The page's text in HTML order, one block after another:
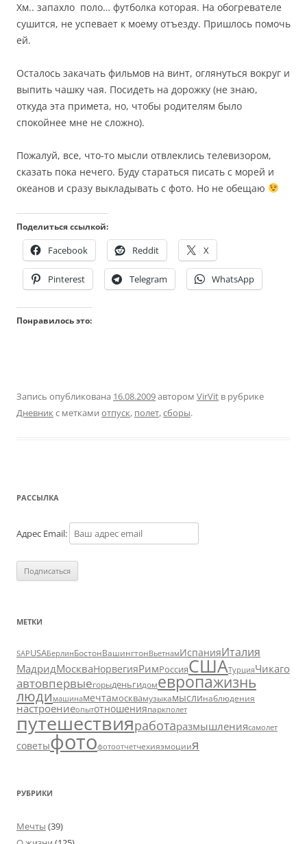
Хм.. запахло поло… футболка которая. На обогревателе
сушится, не успевает к моему отъезду. Пришлось помочь
ей.
Осталось закачать фильмов на винт, оглянуться вокруг и
выпить чашку чая. Посидеть на дорожку (не знаю,
откуда эта примета, но, чтобы родителям было
спокойнее мне не сложно).
Пожалуй, все, что-то мысли отвлеклись телевизором,
сказать пока нечего. Буду стараться писать с морей и
океанов и сразу выкладывать с фото. Но не обещаю
Поделиться ссылкой:
Facebook Reddit X
Pinterest Telegram WhatsApp
Понравилось это:
Запись опубликована 16.08.2009автором VirVit в рубрике
Дневникс метками отпуск, полет,сборы.
РАССЫЛКА
Адрес Email:
МЕТКИ
SAPUSAБерлинБостонВашингтонВьетнамИспанияИталия
МадридМоскваНорвегияРимРоссияСШАТурцияЧикаго
автовпервыегорыденьгидомевропажизнь
люди машинамечтамосквамузыкамыслинаблюдения
настроениеопытотношенияпаркполет
путешествияработаразмышлениясамолет
советыфотофотоотчетчехияэмоциия
РУБРИКИ
Мечты (39)